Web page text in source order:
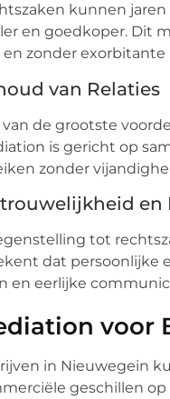
kunnen
en goedkoper. Dit
en zonder
van Relaties
van de grootste
is gericht op
zonder
en
tot
dat persoonlijke
en eerlijke
voor
in Nieuwegein
geschillen